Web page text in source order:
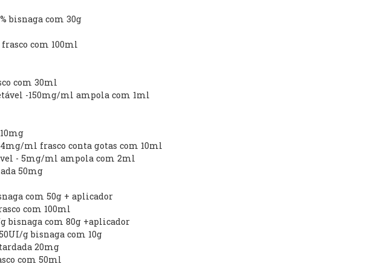
bisnaga com 30g
com 100ml
com 30ml
-150mg/ml ampola com 1ml
ml frasco conta gotas com 10ml
- 5mg/ml ampola com 2ml
50mg
com 50g + aplicador
com 100ml
bisnaga com 80g +aplicador
g bisnaga com 10g
20mg
com 50ml